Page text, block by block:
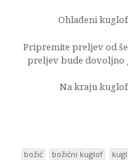
Ohlađeni
Pripremite preljev od
preljev bude dovoljno
Na kraju kuglof
božić božićni kuglof